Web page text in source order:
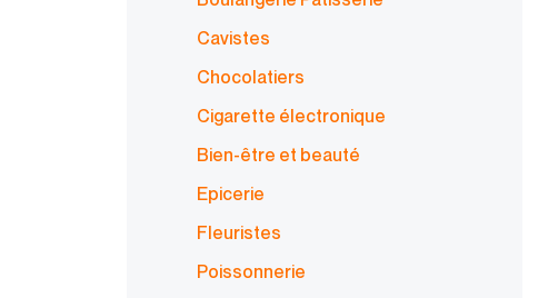
Cavistes
Chocolatiers
Cigarette électronique
Bien-être et beauté
Epicerie
Fleuristes
Poissonnerie